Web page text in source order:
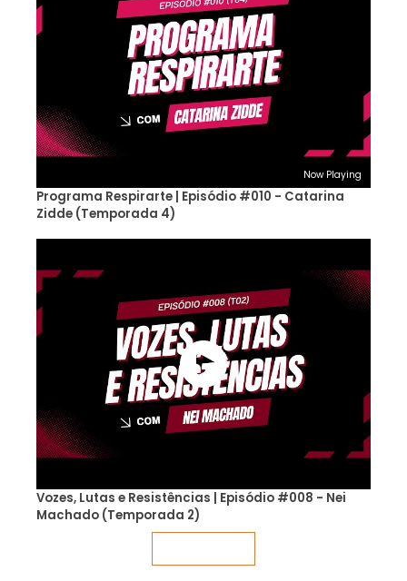
Now Playing
Programa Respirarte | Episódio #010 - Catarina
Zidde (Temporada 4)
Vozes, Lutas e Resistências | Episódio #008 - Nei
Machado (Temporada 2)